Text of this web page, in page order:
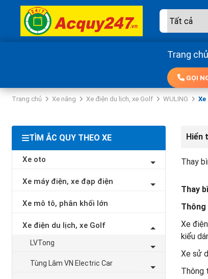
Trang chủ
GỌI
Trang chủ Xe nâng Xe điện du lịch, xe Golf WULING Xe
TÌM ẮC QUY THEO XE
Xe oto
Xe máy điện, xe đạp điện
Xe mô tô, phân khối lớn
Xe điện du lịch, xe Golf
LVTong
Tùng Lâm VN Electric Car
Hiển
Thay
Thay
Thông
Xe
kiểu
Xe sử
Thông